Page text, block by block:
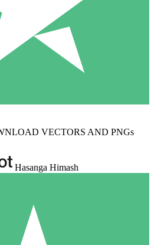
VECTORS AND PNGs
Hasanga Himash